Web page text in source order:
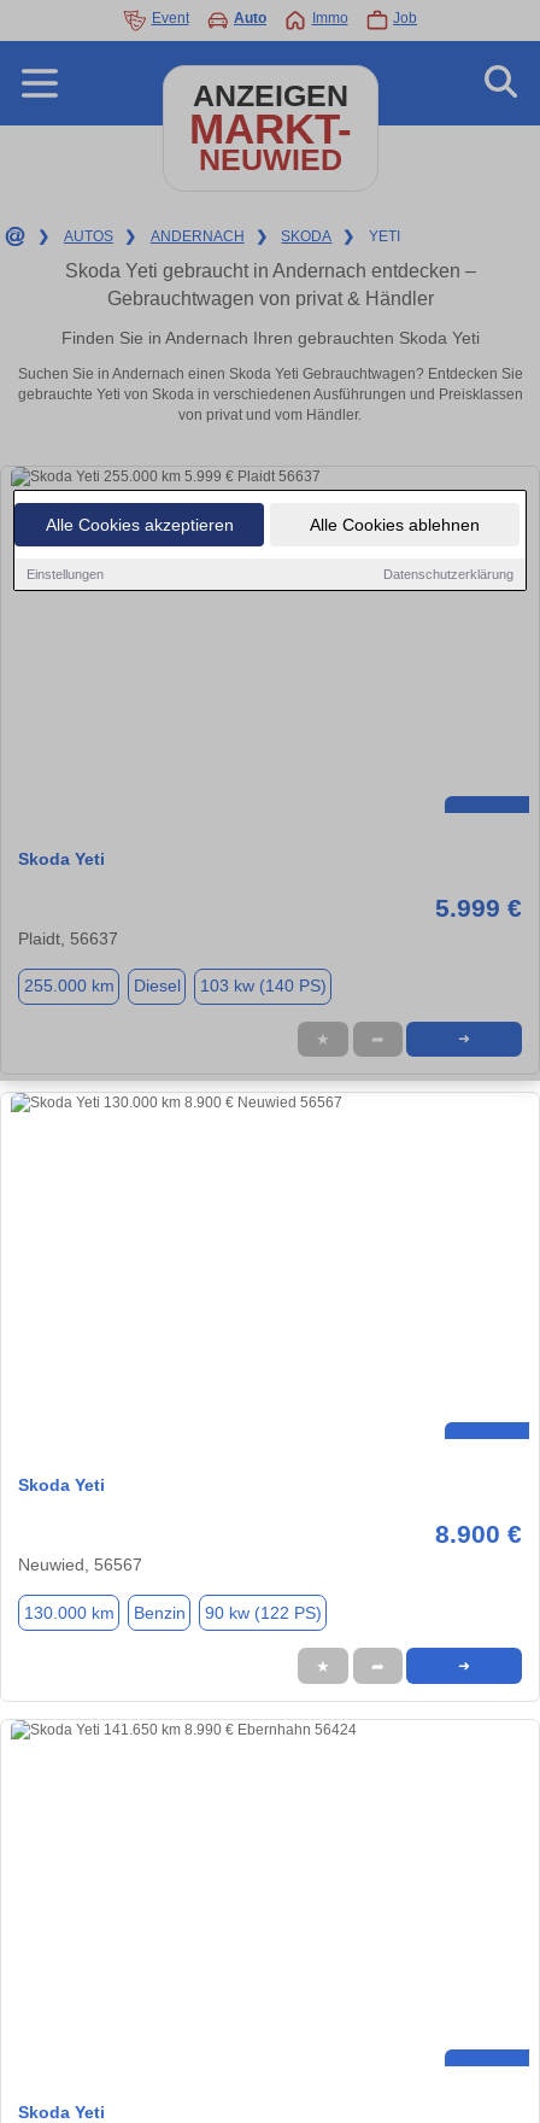
Alle Cookies akzeptieren Alle Cookies ablehnen
Einstellungen Datenschutzerklärung
Event Auto Immo Job
ANZEIGEN
MARKT-
NEUWIED
❯ AUTOS ❯ ANDERNACH ❯ SKODA ❯ YETI
Skoda Yeti gebraucht in Andernach entdecken –
Gebrauchtwagen von privat & Händler
Finden Sie in Andernach Ihren gebrauchten Skoda Yeti
Suchen Sie in Andernach einen Skoda Yeti Gebrauchtwagen? Entdecken Sie
gebrauchte Yeti von Skoda in verschiedenen Ausführungen und Preisklassen
von privat und vom Händler.
Skoda Yeti
5.999 €
Plaidt, 56637
255.000 km Diesel 103 kw (140 PS)
★ ➦ ➜
Skoda Yeti
8.900 €
Neuwied, 56567
130.000 km Benzin 90 kw (122 PS)
★ ➦ ➜
Skoda Yeti